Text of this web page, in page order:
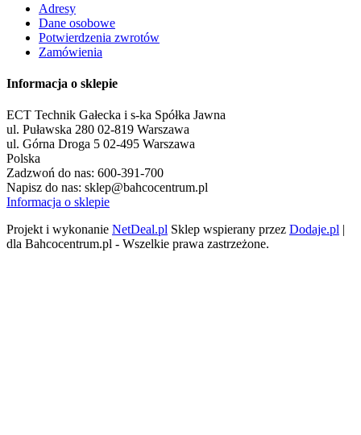
Adresy
Dane osobowe
Potwierdzenia zwrotów
Zamówienia
Informacja o sklepie
ECT Technik Gałecka i s-ka Spółka Jawna
ul. Puławska 280 02-819 Warszawa
ul. Górna Droga 5 02-495 Warszawa
Polska
Zadzwoń do nas: 600-391-700
Napisz do nas: sklep@bahcocentrum.pl
Informacja o sklepie
Projekt i wykonanie NetDeal.pl Sklep wspierany przez Dodaje.pl |
dla Bahcocentrum.pl - Wszelkie prawa zastrzeżone.